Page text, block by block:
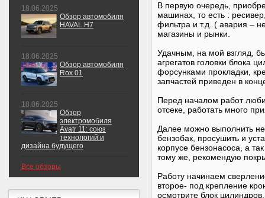
В первую очередь,
машинах, то есть :
фильтра и т.д. ( авария –
магазины и рынки.
Удачным, на мой взгляд,
агрегатов головки блока
форсунками прокладки,
запчастей приведен в
Перед началом работ
отсеке, работать много
Далее можно выполнить
бензобак, просушить и
корпусе бензонасоса, а
тому же, рекомендую
Работу начинаем
второе- под крепление
осмотрите блок
18.06.2025
Обзор автомобиля
HAVAL H7
18.06.2025
Обзор автомобиля
Rox 01
18.06.2025
Обзор
электромобиля
Avatr 11: союз
технологий и
дизайна будущего
Все обзоры